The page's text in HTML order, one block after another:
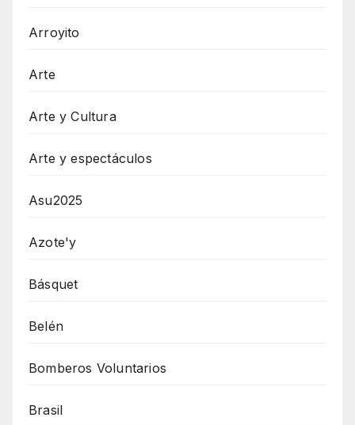
Arroyito
Arte
Arte y Cultura
Arte y espectáculos
Asu2025
Azote'y
Básquet
Belén
Bomberos Voluntarios
Brasil